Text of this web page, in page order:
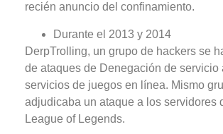
recién anuncio del confinamiento.
Durante el 2013 y 2014
DerpTrolling, un grupo de hackers se
de ataques de Denegación de servicio
servicios de juegos en línea. Mismo
adjudicaba un ataque a los servidores
League of Legends.